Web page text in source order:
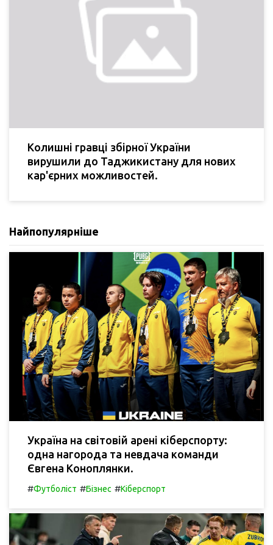
Колишні гравці збірної України
вирушили до Таджикистану для нових
кар'єрних можливостей.
Найпопулярніше
Україна на світовій арені кіберспорту:
одна нагорода та невдача команди
Євгена Коноплянки.
#Футболіст #Бізнес #Кіберспорт